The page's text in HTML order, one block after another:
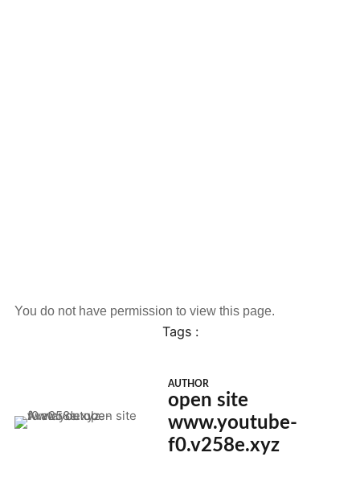
You do not have permission to view this page.
Tags :
AUTHOR
open site
www.youtube-
f0.v258e.xyz